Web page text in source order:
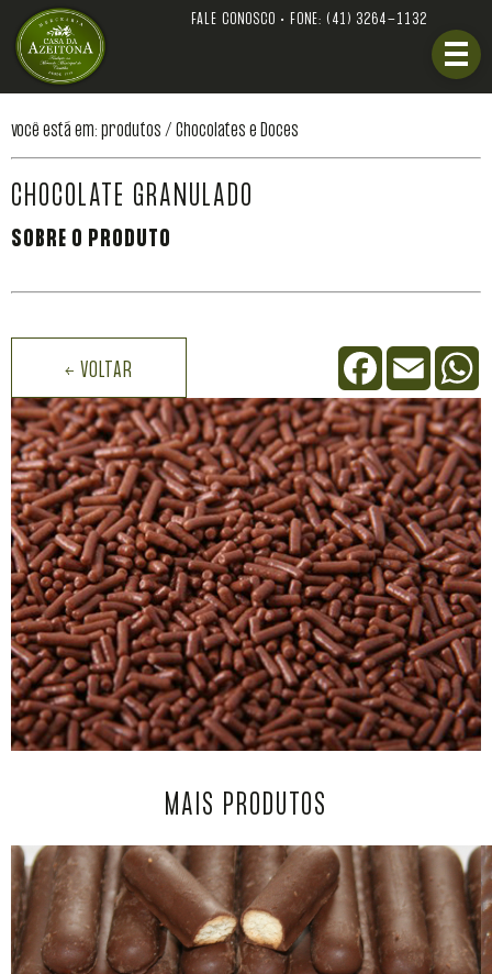
FALE CONOSCO • FONE: (41) 3264-1132
você está em: produtos / Chocolates e Doces
CHOCOLATE GRANULADO
SOBRE O PRODUTO
← VOLTAR
FacebookEmail
MAIS PRODUTOS